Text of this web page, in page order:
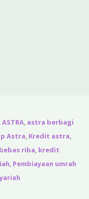
,ASTRA, astra berbagi
Astra, Kredit astra,
riba, kredit
, Pembiayaan umrah